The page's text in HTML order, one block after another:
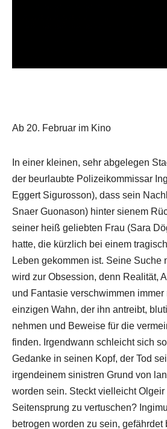
Ab 20. Februar im Kino
In einer kleinen, sehr abgelegen
der beurlaubte Polizeikommissar
Eggert Sigurosson), dass sein
Snaer Guonason) hinter sienem
seiner heiß geliebten Frau (Sara
hatte, die kürzlich bei einem
Leben gekommen ist. Seine Suche
wird zur Obsession, denn Realität,
und Fantasie verschwimmen immer
einzigen Wahn, der ihn antreibt,
nehmen und Beweise für die
finden. Irgendwann schleicht sich
Gedanke in seinen Kopf, der Tod
irgendeinem sinistren Grund von
worden sein. Steckt vielleicht Olgeir
Seitensprung zu vertuschen?
betrogen worden zu sein, gefährdet